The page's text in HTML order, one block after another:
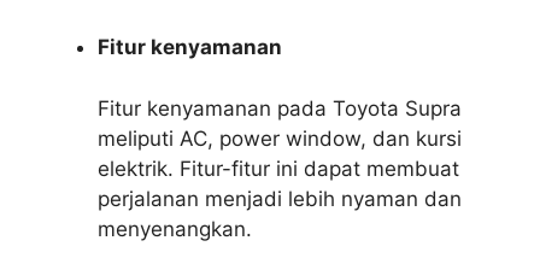
Fitur kenyamanan
Fitur kenyamanan pada Toyota Supra
meliputi AC, power window, dan kursi
elektrik. Fitur-fitur ini dapat membuat
perjalanan menjadi lebih nyaman dan
menyenangkan.